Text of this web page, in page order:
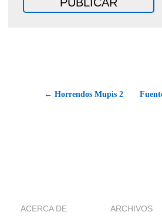
← Horrendos Mupis 2
ACERCA DE ARCHIVOS